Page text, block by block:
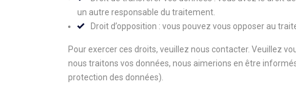
un autre responsable du traitement.
Droit d’opposition : vous pouvez vous opposer au
Pour exercer ces droits, veuillez nous contacter. Veuillez
nous traitons vos données, nous aimerions en être
protection des données).